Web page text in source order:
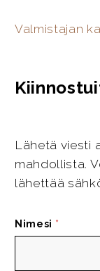
Valmistajan
Lähetä viesti
mahdollista.
lähettää
Nimesi *